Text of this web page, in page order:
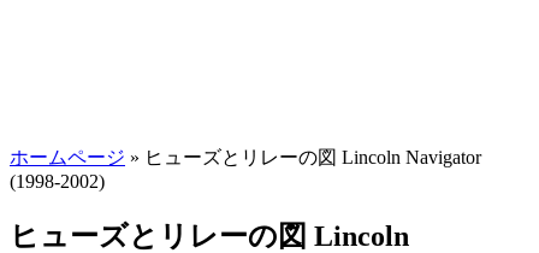
ホームページ » ヒューズとリレーの図 Lincoln Navigator
(1998-2002)
ヒューズとリレーの図 Lincoln